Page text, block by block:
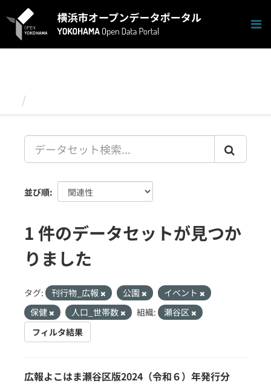
キ
並び順
1 件のデータセットが見つか
りました
タグ: 刊行物_広報 公園
イベント
保健
人口_世帯数 組織:
瀬谷区
フィルタ結果
広報よこはま瀬谷区版2024（令和６）年発行分